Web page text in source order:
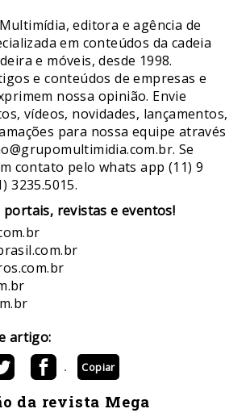
editora e agência de
em conteúdos da cadeia
e móveis, desde 1998.
e conteúdos de empresas e
nossa opinião. Envie
vídeos, novidades, lançamentos,
para nossa equipe através
Se
contato pelo whats app (11) 9
3235.5015.
​portais, revistas e eventos​!
artigo:
Copiar
da revista Mega